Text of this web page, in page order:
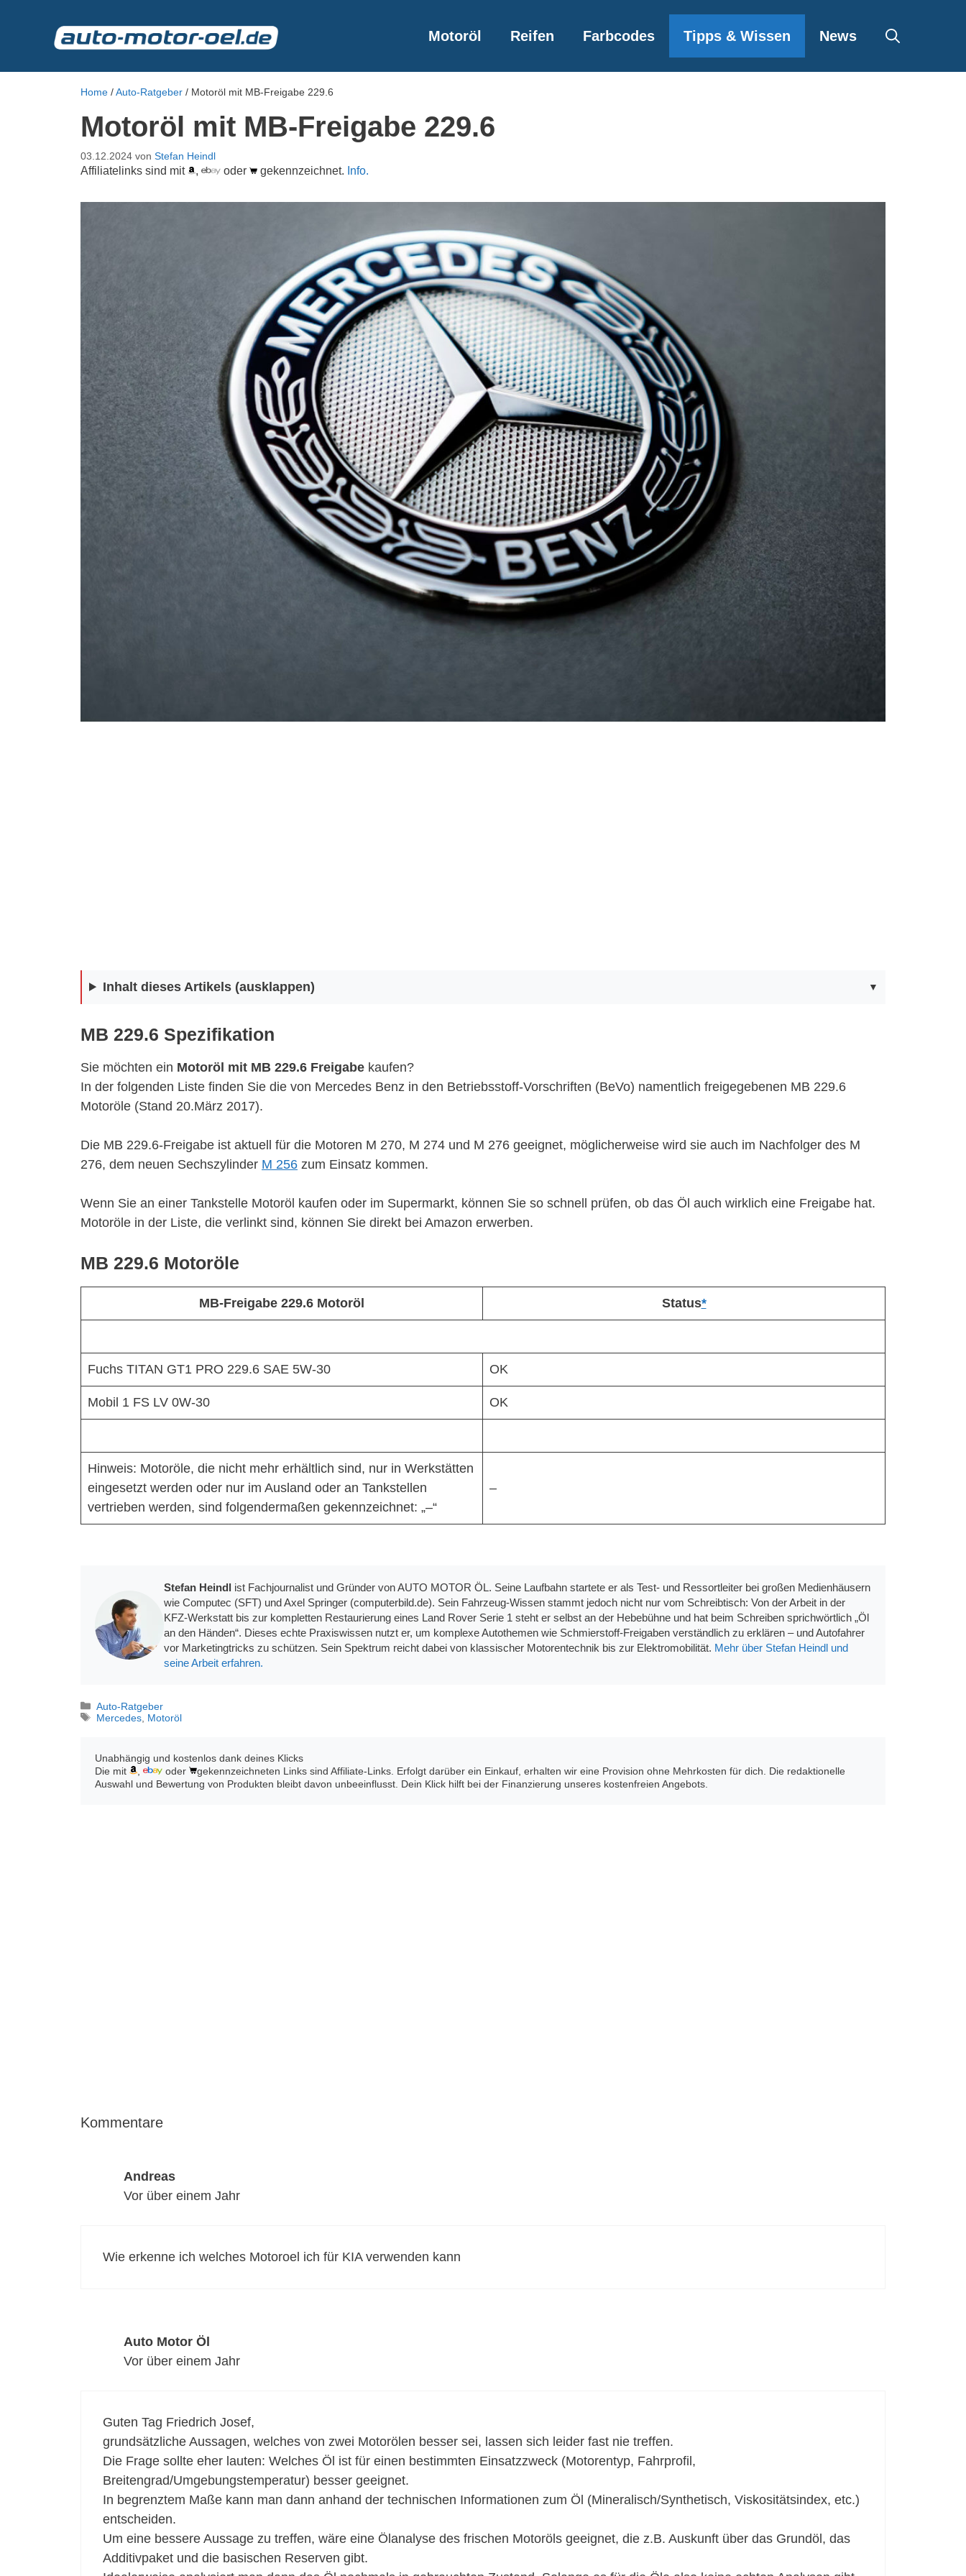
Motoröl Reifen Farbcodes Tipps & Wissen News
Home /Auto-Ratgeber / Motoröl mit MB-Freigabe 229.6
Motoröl mit MB-Freigabe 229.6
03.12.2024 von Stefan Heindl
Affiliatelinks sind mit , oder gekennzeichnet. Info.
Inhalt dieses Artikels (ausklappen)
MB 229.6 Spezifikation
Sie möchten ein Motoröl mit MB 229.6 Freigabe kaufen?
In der folgenden Liste finden Sie die von Mercedes Benz in den Betriebsstoff-Vorschriften (BeVo) namentlich freigegebenen MB 229.6
Motoröle (Stand 20.März 2017).
Die MB 229.6-Freigabe ist aktuell für die Motoren M 270, M 274 und M 276 geeignet, möglicherweise wird sie auch im Nachfolger des M
276, dem neuen Sechszylinder M 256 zum Einsatz kommen.
Wenn Sie an einer Tankstelle Motoröl kaufen oder im Supermarkt, können Sie so schnell prüfen, ob das Öl auch wirklich eine Freigabe hat.
Motoröle in der Liste, die verlinkt sind, können Sie direkt bei Amazon erwerben.
MB 229.6 Motoröle
MB-Freigabe 229.6 Motoröl Status*
Fuchs TITAN GT1 PRO 229.6 SAE 5W-30 OK
Mobil 1 FS LV 0W-30 OK
Hinweis: Motoröle, die nicht mehr erhältlich sind, nur in Werkstätten
eingesetzt werden oder nur im Ausland oder an Tankstellen
vertrieben werden, sind folgendermaßen gekennzeichnet: „–“
–
Stefan Heindl ist Fachjournalist und Gründer von AUTO MOTOR ÖL. Seine Laufbahn startete er als Test- und Ressortleiter bei großen Medienhäusern
wie Computec (SFT) und Axel Springer (computerbild.de). Sein Fahrzeug-Wissen stammt jedoch nicht nur vom Schreibtisch: Von der Arbeit in der
KFZ-Werkstatt bis zur kompletten Restaurierung eines Land Rover Serie 1 steht er selbst an der Hebebühne und hat beim Schreiben sprichwörtlich „Öl
an den Händen“. Dieses echte Praxiswissen nutzt er, um komplexe Autothemen wie Schmierstoff-Freigaben verständlich zu erklären – und Autofahrer
vor Marketingtricks zu schützen. Sein Spektrum reicht dabei von klassischer Motorentechnik bis zur Elektromobilität. Mehr über Stefan Heindl und
seine Arbeit erfahren.
Kategorien
Auto-Ratgeber
Schlagwörter
Mercedes Motoröl
Unabhängig und kostenlos dank deines Klicks
Die mit
oder
gekennzeichneten Links sind Affiliate-Links. Erfolgt darüber ein Einkauf, erhalten wir eine Provision ohne Mehrkosten für dich. Die redaktionelle
Auswahl und Bewertung von Produkten bleibt davon unbeeinflusst. Dein Klick hilft bei der Finanzierung unseres kostenfreien Angebots.
Kommentare
Andreas
Vor über einem Jahr
Wie erkenne ich welches Motoroel ich für KIA verwenden kann
Auto Motor Öl
Vor über einem Jahr
Guten Tag Friedrich Josef,
grundsätzliche Aussagen, welches von zwei Motorölen besser sei, lassen sich leider fast nie treffen.
Die Frage sollte eher lauten: Welches Öl ist für einen bestimmten Einsatzzweck (Motorentyp, Fahrprofil,
Breitengrad/Umgebungstemperatur) besser geeignet.
In begrenztem Maße kann man dann anhand der technischen Informationen zum Öl (Mineralisch/Synthetisch, Viskositätsindex, etc.)
entscheiden.
Um eine bessere Aussage zu treffen, wäre eine Ölanalyse des frischen Motoröls geeignet, die z.B. Auskunft über das Grundöl, das
Additivpaket und die basischen Reserven gibt.